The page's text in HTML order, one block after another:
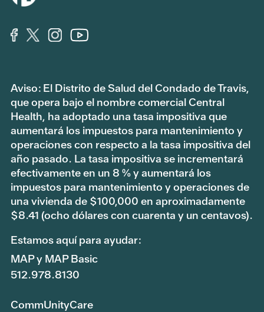
Aviso: El Distrito de Salud del Condado de Travis,
que opera bajo el nombre comercial Central
Health, ha adoptado una tasa impositiva que
aumentará los impuestos para mantenimiento y
operaciones con respecto a la tasa impositiva del
año pasado. La tasa impositiva se incrementará
efectivamente en un 8 % y aumentará los
impuestos para mantenimiento y operaciones de
una vivienda de $100,000 en aproximadamente
$8.41 (ocho dólares con cuarenta y un centavos).
Estamos aquí para ayudar:
MAP y MAP Basic
512.978.8130
CommUnityCare